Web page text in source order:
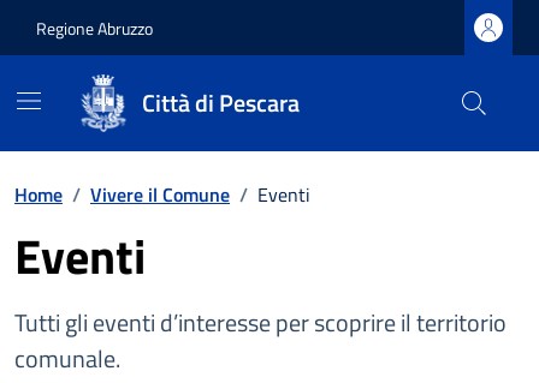
Regione Abruzzo
Città di Pescara
Home / Vivere il Comune / Eventi
Eventi
Tutti gli eventi d’interesse per scoprire il territorio
comunale.